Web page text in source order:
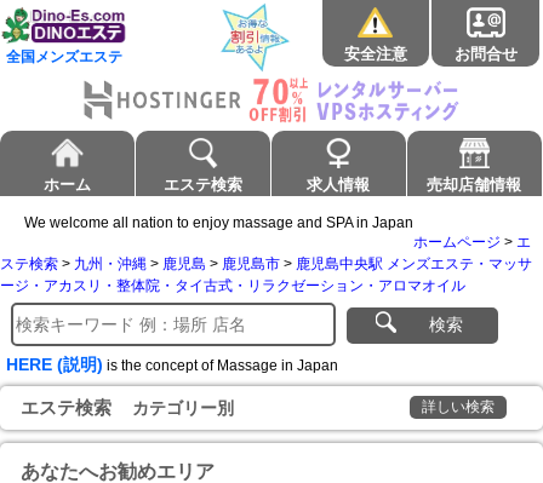
全国メンズエステ 安全注意 お問合せ
ホーム エステ検索 求人情報 売却店舗情報
We welcome all nation to enjoy massage and SPA in Japan
ホームページ > エ
ステ検索 > 九州・沖縄 > 鹿児島 > 鹿児島市 > 鹿児島中央駅 メンズエステ・マッサ
ージ・アカスリ・整体院・タイ古式・リラクゼーション・アロマオイル
検索
HERE (説明) is the concept of Massage in Japan
エステ検索 カテゴリー別 詳しい検索
あなたへお勧めエリア